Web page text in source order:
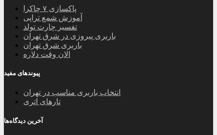
پاکسازی ۷ چاکرا
آموزش شمع تراپی
تفسیر چارت تولد
باربری پیروزی در شرق تهران
باربری شرق تهران
الان وقت دلاره
پیوندهای مفید
انتخاب باربری مناسب در تهران
تارهای اتری
آخرین دیدگاه‌ها